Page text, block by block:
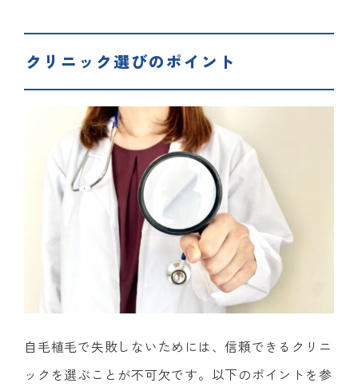
クリニック選びのポイント
自毛植毛で失敗しないためには、信頼できるクリニ
ックを選ぶことが不可欠です。以下のポイントを参